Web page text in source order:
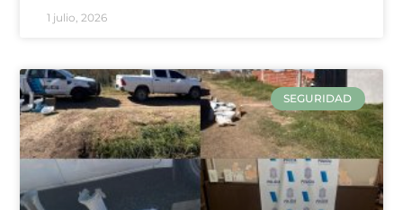
1 julio, 2026
SEGURIDAD